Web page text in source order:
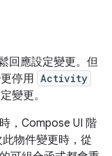
回應設定變更。但
停用 Activity
變更。
，Compose UI 階
物件變更時，從